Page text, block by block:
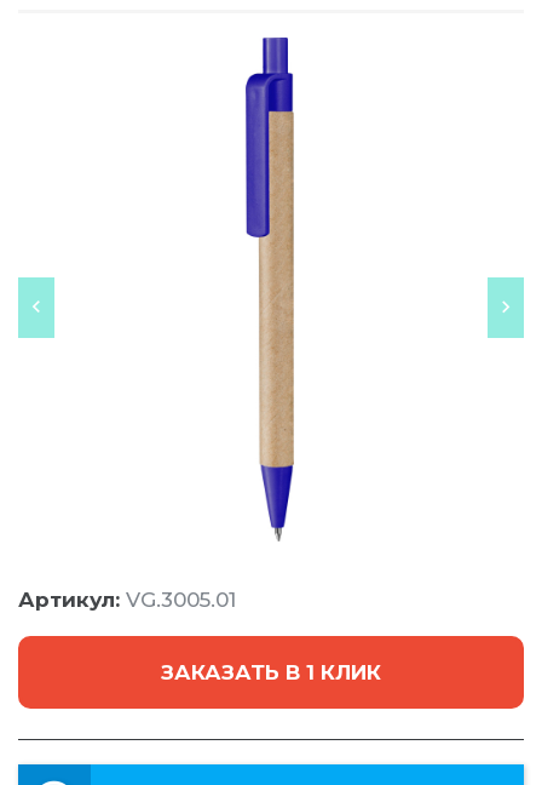
Артикул: VG.3005.01
ЗАКАЗАТЬ В 1 КЛИК